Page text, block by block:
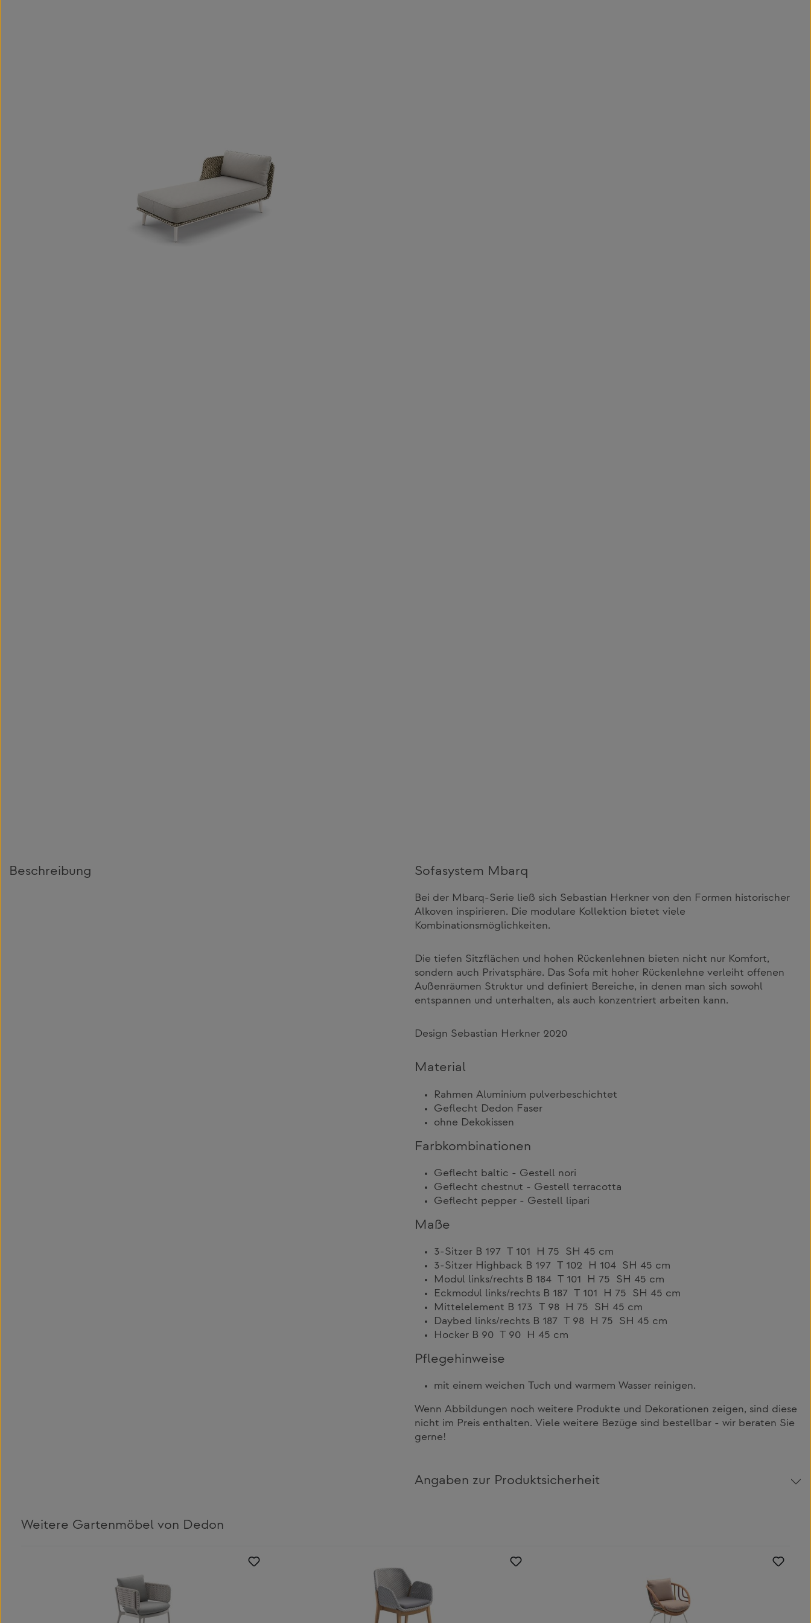
Beschreibung Sofasystem Mbarq
Bei der Mbarq-Serie ließ sich Sebastian Herkner von den Formen historischer
Alkoven inspirieren. Die modulare Kollektion bietet viele
Kombinationsmöglichkeiten.
Die tiefen Sitzflächen und hohen Rückenlehnen bieten nicht nur Komfort,
sondern auch Privatsphäre. Das Sofa mit hoher Rückenlehne verleiht offenen
Außenräumen Struktur und definiert Bereiche, in denen man sich sowohl
entspannen und unterhalten, als auch konzentriert arbeiten kann.
Design Sebastian Herkner 2020
Material
Rahmen Aluminium pulverbeschichtet
Geflecht Dedon Faser
ohne Dekokissen
Farbkombinationen
Geflecht baltic - Gestell nori
Geflecht chestnut - Gestell terracotta
Geflecht pepper - Gestell lipari
Maße
3-Sitzer B 197 T 101 H 75 SH 45 cm
3-Sitzer Highback B 197 T 102 H 104 SH 45 cm
Modul links/rechts B 184 T 101 H 75 SH 45 cm
Eckmodul links/rechts B 187 T 101 H 75 SH 45 cm
Mittelelement B 173 T 98 H 75 SH 45 cm
Daybed links/rechts B 187 T 98 H 75 SH 45 cm
Hocker B 90 T 90 H 45 cm
Pflegehinweise
mit einem weichen Tuch und warmem Wasser reinigen.
Wenn Abbildungen noch weitere Produkte und Dekorationen zeigen, sind diese
nicht im Preis enthalten. Viele weitere Bezüge sind bestellbar - wir beraten Sie
gerne!
Angaben zur Produktsicherheit
Weitere Gartenmöbel von Dedon